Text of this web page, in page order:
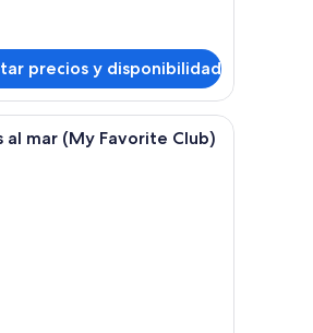
precios y disponibilidad
de la ventana.
Habitación de hotel con cama, escritorio,
mar (My Favorite Club)